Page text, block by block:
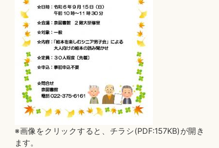
※画像をクリックすると、チラシ(PDF:157KB)が開き
ます。